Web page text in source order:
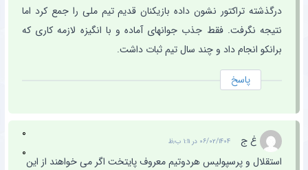
درگذشته تراکتور نشون داده بازیکنان قدیم تیم ملی را جمع کرد اما
نتیجه نگرفت. فقط جذب جوانهای آماده و با انگیزه لازمه کاری که
برانکو انجام داد و چند سال تیم ثبات داشت.
پاسخ
غ ج ۰۶/۰۲/۱۴۰۴ در ۱:۱۱ ب٫ظ
۰
۰
استقلال و پرسپولیس هردوتیم معروف پایتخت اگر می خواهند از این